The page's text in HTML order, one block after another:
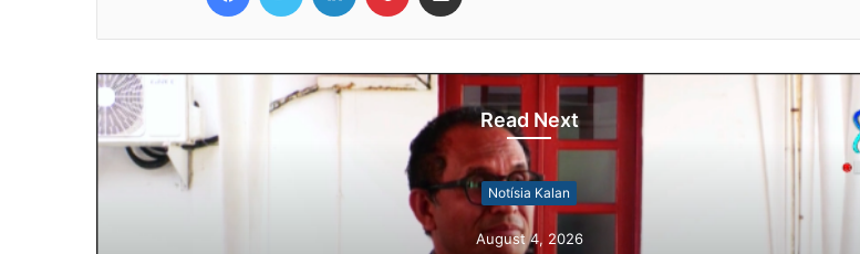
Read Next
Notísia Kalan
August 4, 2026